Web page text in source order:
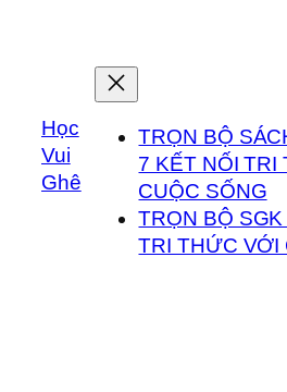
dungHọc
Vui
Ghê
TRỌN BỘ
7 KẾT NỐI TRI
CUỘC SỐNG
TRỌN BỘ
TRI THỨC VỚI